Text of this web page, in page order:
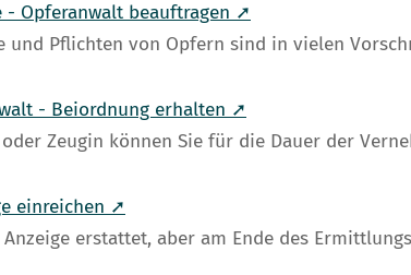
- Opferanwalt beauftragen ➚
und Pflichten von Opfern sind in vielen
- Beiordnung erhalten ➚
oder Zeugin können Sie für die Dauer der
einreichen ➚
Anzeige erstattet, aber am Ende des